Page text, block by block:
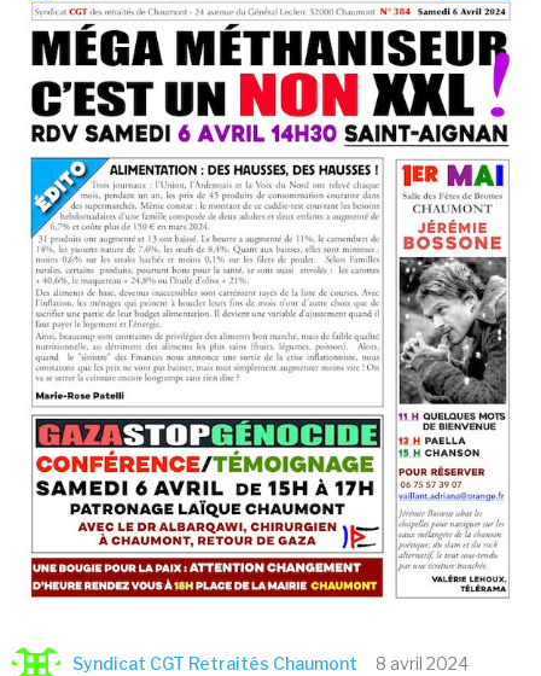
Syndicat CGT Retraités Chaumont 8 avril 2024